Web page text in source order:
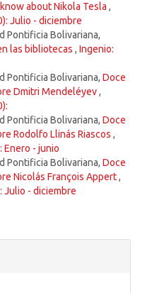
about Nikola Tesla ,
Julio - diciembre
Pontificia Bolivariana,
las bibliotecas , Ingenio:
Pontificia Bolivariana, Doce
Dmitri Mendeléyev,
Pontificia Bolivariana, Doce
Rodolfo Llinás Riascos ,
Enero - junio
Pontificia Bolivariana, Doce
Nicolás François Appert,
Julio - diciembre